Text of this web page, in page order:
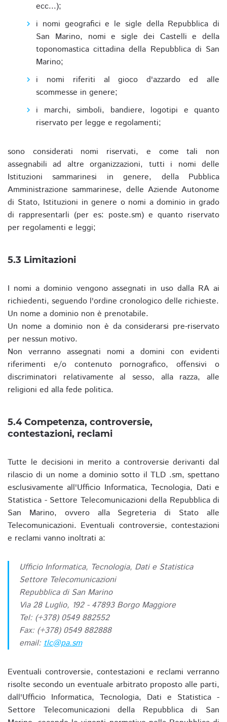
ecc...);
i nomi geografici e le sigle della Repubblica di
San Marino, nomi e sigle dei Castelli e della
toponomastica cittadina della Repubblica di San
Marino;
i nomi riferiti al gioco d'azzardo ed alle
scommesse in genere;
i marchi, simboli, bandiere, logotipi e quanto
riservato per legge e regolamenti;
sono considerati nomi riservati, e come tali non
assegnabili ad altre organizzazioni, tutti i nomi delle
Istituzioni sammarinesi in genere, della Pubblica
Amministrazione sammarinese, delle Aziende Autonome
di Stato, Istituzioni in genere o nomi a dominio in grado
di rappresentarli (per es: poste.sm) e quanto riservato
per regolamenti e leggi;
5.3 Limitazioni
I nomi a dominio vengono assegnati in uso dalla RA ai
richiedenti, seguendo l'ordine cronologico delle richieste.
Un nome a dominio non è prenotabile.
Un nome a dominio non è da considerarsi pre-riservato
per nessun motivo.
Non verranno assegnati nomi a domini con evidenti
riferimenti e/o contenuto pornografico, offensivi o
discriminatori relativamente al sesso, alla razza, alle
religioni ed alla fede politica.
5.4 Competenza, controversie,
contestazioni, reclami
Tutte le decisioni in merito a controversie derivanti dal
rilascio di un nome a dominio sotto il TLD .sm, spettano
esclusivamente all'Ufficio Informatica, Tecnologia, Dati e
Statistica - Settore Telecomunicazioni della Repubblica di
San Marino, ovvero alla Segreteria di Stato alle
Telecomunicazioni. Eventuali controversie, contestazioni
e reclami vanno inoltrati a:
Ufficio Informatica, Tecnologia, Dati e Statistica
Settore Telecomunicazioni
Repubblica di San Marino
Via 28 Luglio, 192 - 47893 Borgo Maggiore
Tel: (+378) 0549 882552
Fax: (+378) 0549 882888
email: tlc@pa.sm
Eventuali controversie, contestazioni e reclami verranno
risolte secondo un eventuale arbitrato proposto alle parti,
dall'Ufficio Informatica, Tecnologia, Dati e Statistica -
Settore Telecomunicazioni della Repubblica di San